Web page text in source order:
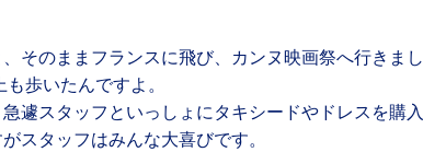
そのままフランスに飛び、カンヌ映画祭へ行きまし
歩いたんですよ。
遽スタッフといっしょにタキシードやドレスを購入
スタッフはみんな大喜びです。